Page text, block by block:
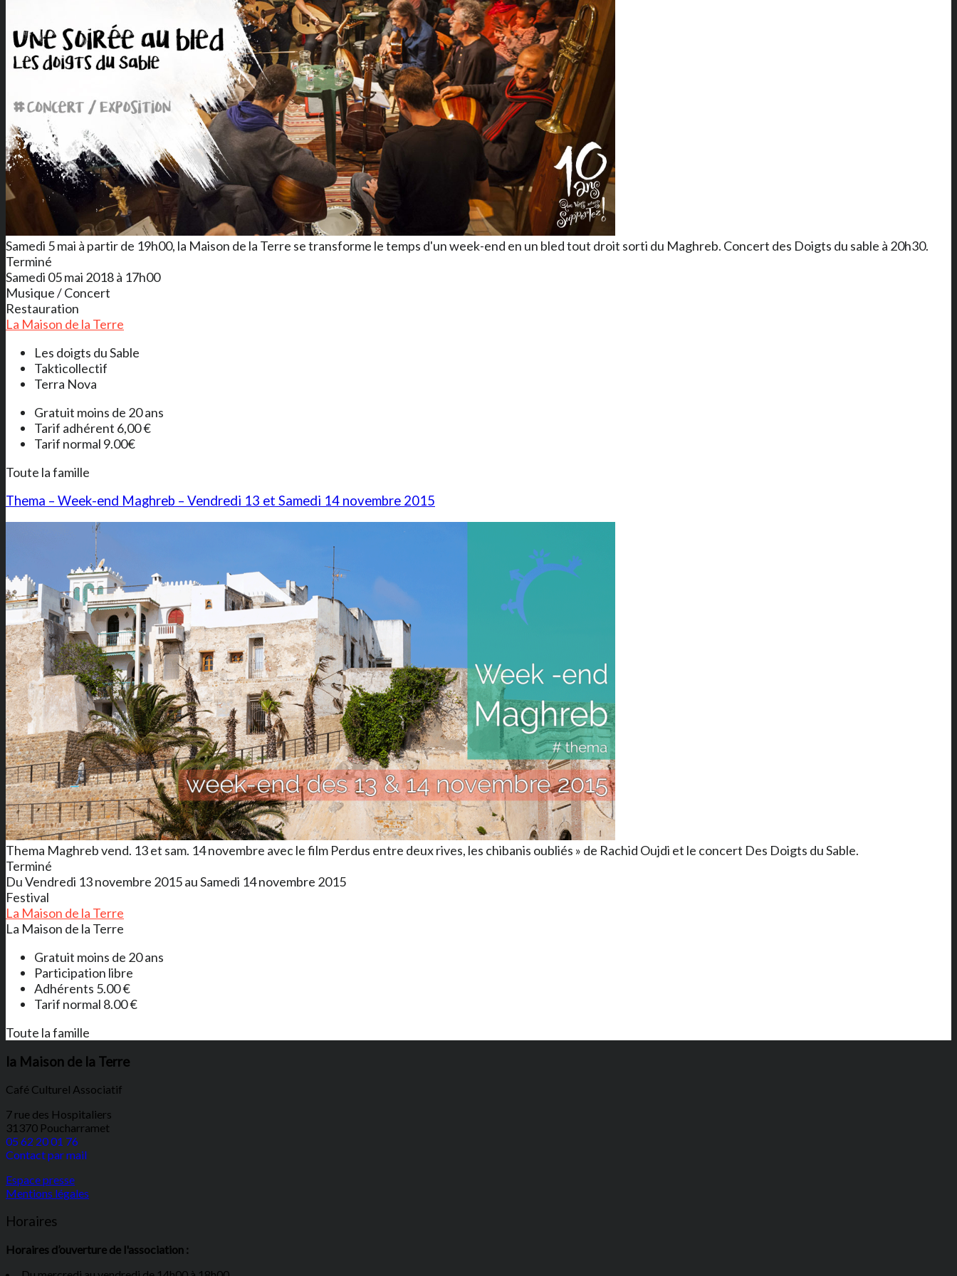
Samedi 5 mai à partir de 19h00, la Maison de la Terre se transforme le temps d'un week-end en un bled tout droit sorti du Maghreb. Concert des Doigts du sable à 20h30.
Terminé
Samedi 05 mai 2018 à 17h00
Musique / Concert
Restauration
La Maison de la Terre
Les doigts du Sable
Takticollectif
Terra Nova
Gratuit moins de 20 ans
Tarif adhérent 6,00 €
Tarif normal 9.00€
Toute la famille
Thema – Week-end Maghreb – Vendredi 13 et Samedi 14 novembre 2015
Thema Maghreb vend. 13 et sam. 14 novembre avec le film Perdus entre deux rives, les chibanis oubliés » de Rachid Oujdi et le concert Des Doigts du Sable.
Terminé
Du Vendredi 13 novembre 2015 au Samedi 14 novembre 2015
Festival
La Maison de la Terre
La Maison de la Terre
Gratuit moins de 20 ans
Participation libre
Adhérents 5.00 €
Tarif normal 8.00 €
Toute la famille
la Maison de la Terre
Café Culturel Associatif
7 rue des Hospitaliers
31370 Poucharramet
05 62 20 01 76
Contact par mail
Espace presse
Mentions légales
Horaires
Horaires d’ouverture de l'association :